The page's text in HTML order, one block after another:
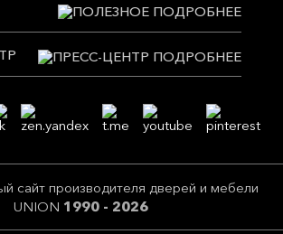
сайт производителя дверей и мебели
UNION 1990 - 2026